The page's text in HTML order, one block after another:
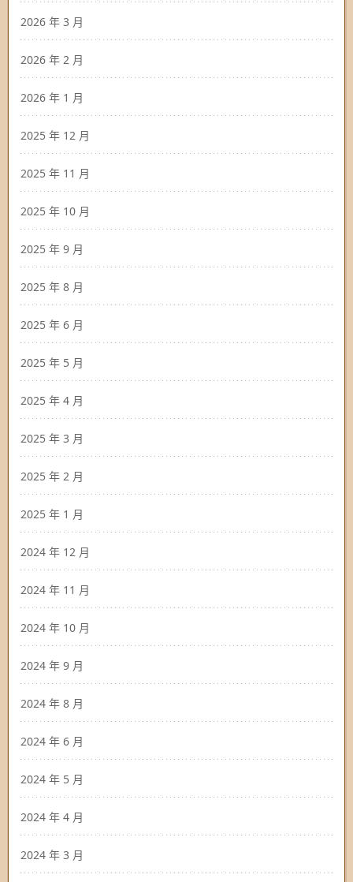
2026 年 3 月
2026 年 2 月
2026 年 1 月
2025 年 12 月
2025 年 11 月
2025 年 10 月
2025 年 9 月
2025 年 8 月
2025 年 6 月
2025 年 5 月
2025 年 4 月
2025 年 3 月
2025 年 2 月
2025 年 1 月
2024 年 12 月
2024 年 11 月
2024 年 10 月
2024 年 9 月
2024 年 8 月
2024 年 6 月
2024 年 5 月
2024 年 4 月
2024 年 3 月